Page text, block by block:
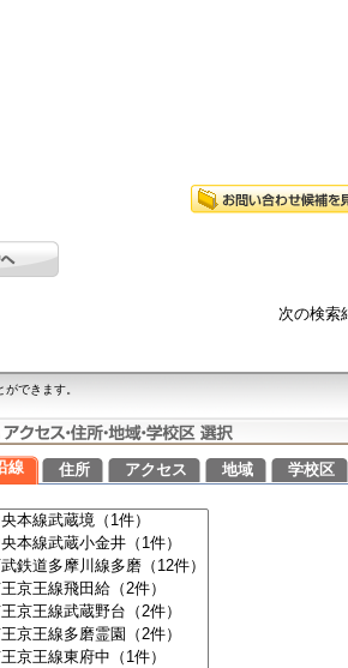
次の検
できます。
線 住所 アクセス 地域 学校区